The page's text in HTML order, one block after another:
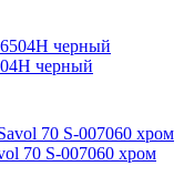
черный
70 S-007060 хром